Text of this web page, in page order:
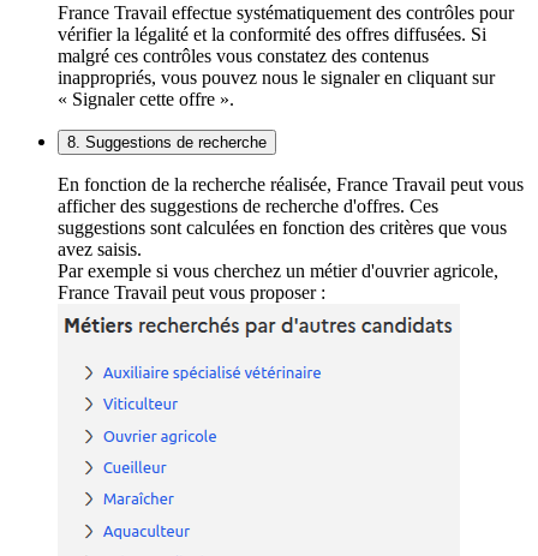
France Travail effectue systématiquement des contrôles pour
vérifier la légalité et la conformité des offres diffusées. Si
malgré ces contrôles vous constatez des contenus
inappropriés, vous pouvez nous le signaler en cliquant sur
« Signaler cette offre ».
8. Suggestions de recherche
En fonction de la recherche réalisée, France Travail peut vous
afficher des suggestions de recherche d'offres. Ces
suggestions sont calculées en fonction des critères que vous
avez saisis.
Par exemple si vous cherchez un métier d'ouvrier agricole,
France Travail peut vous proposer :